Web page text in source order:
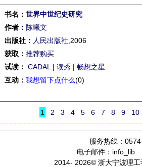
书名： 世界中世纪史研究
作者： 陈曦文
出版社： 人民出版社 ,2006
获取： 推荐购买
试读： CADAL | 读秀 | 畅想之星
互动： 我想留下点什么(0)
1 2 3 4 5 6 7 8 9 10
服务热线：
电子邮件：info_lib
2014- 2026© 浙大宁波理工